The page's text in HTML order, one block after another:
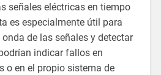
señales eléctricas en tiempo
es especialmente útil para
de las señales y detectar
indicar fallos en
o en el propio sistema de